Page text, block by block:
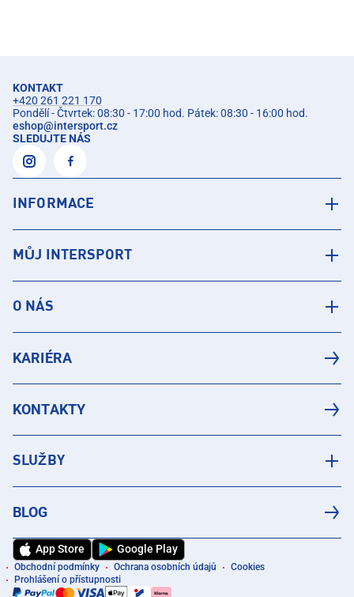
KONTAKT
+420 261 221 170
Pondělí - Čtvrtek: 08:30 - 17:00 hod. Pátek: 08:30 - 16:00 hod.
eshop@intersport.cz
SLEDUJTE NÁS
INFORMACE
MŮJ INTERSPORT
O NÁS
KARIÉRA
KONTAKTY
SLUŽBY
BLOG
App Store Google Play
Obchodní podmínky Ochrana osobních údajů
Cookies
Prohlášení o přístupnosti